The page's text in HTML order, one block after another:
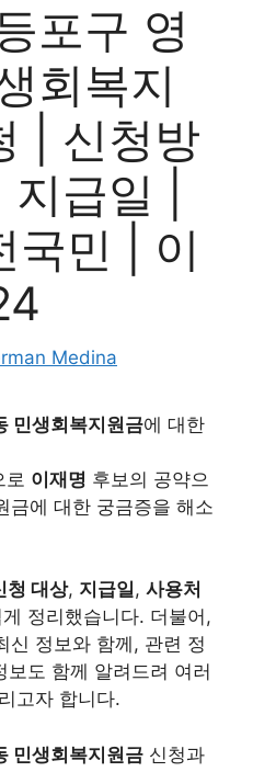
포구 영
회복지
| 신청방
급일 |
국민 | 이
Medina
민생회복지원금에 대한
로 이재명 후보의 공약으
금에 대한 궁금증을 해소
청 대상, 지급일, 사용처
정리했습니다. 더불어,
신 정보와 함께, 관련 정
도 함께 알려드려 여러
고자 합니다.
민생회복지원금 신청과